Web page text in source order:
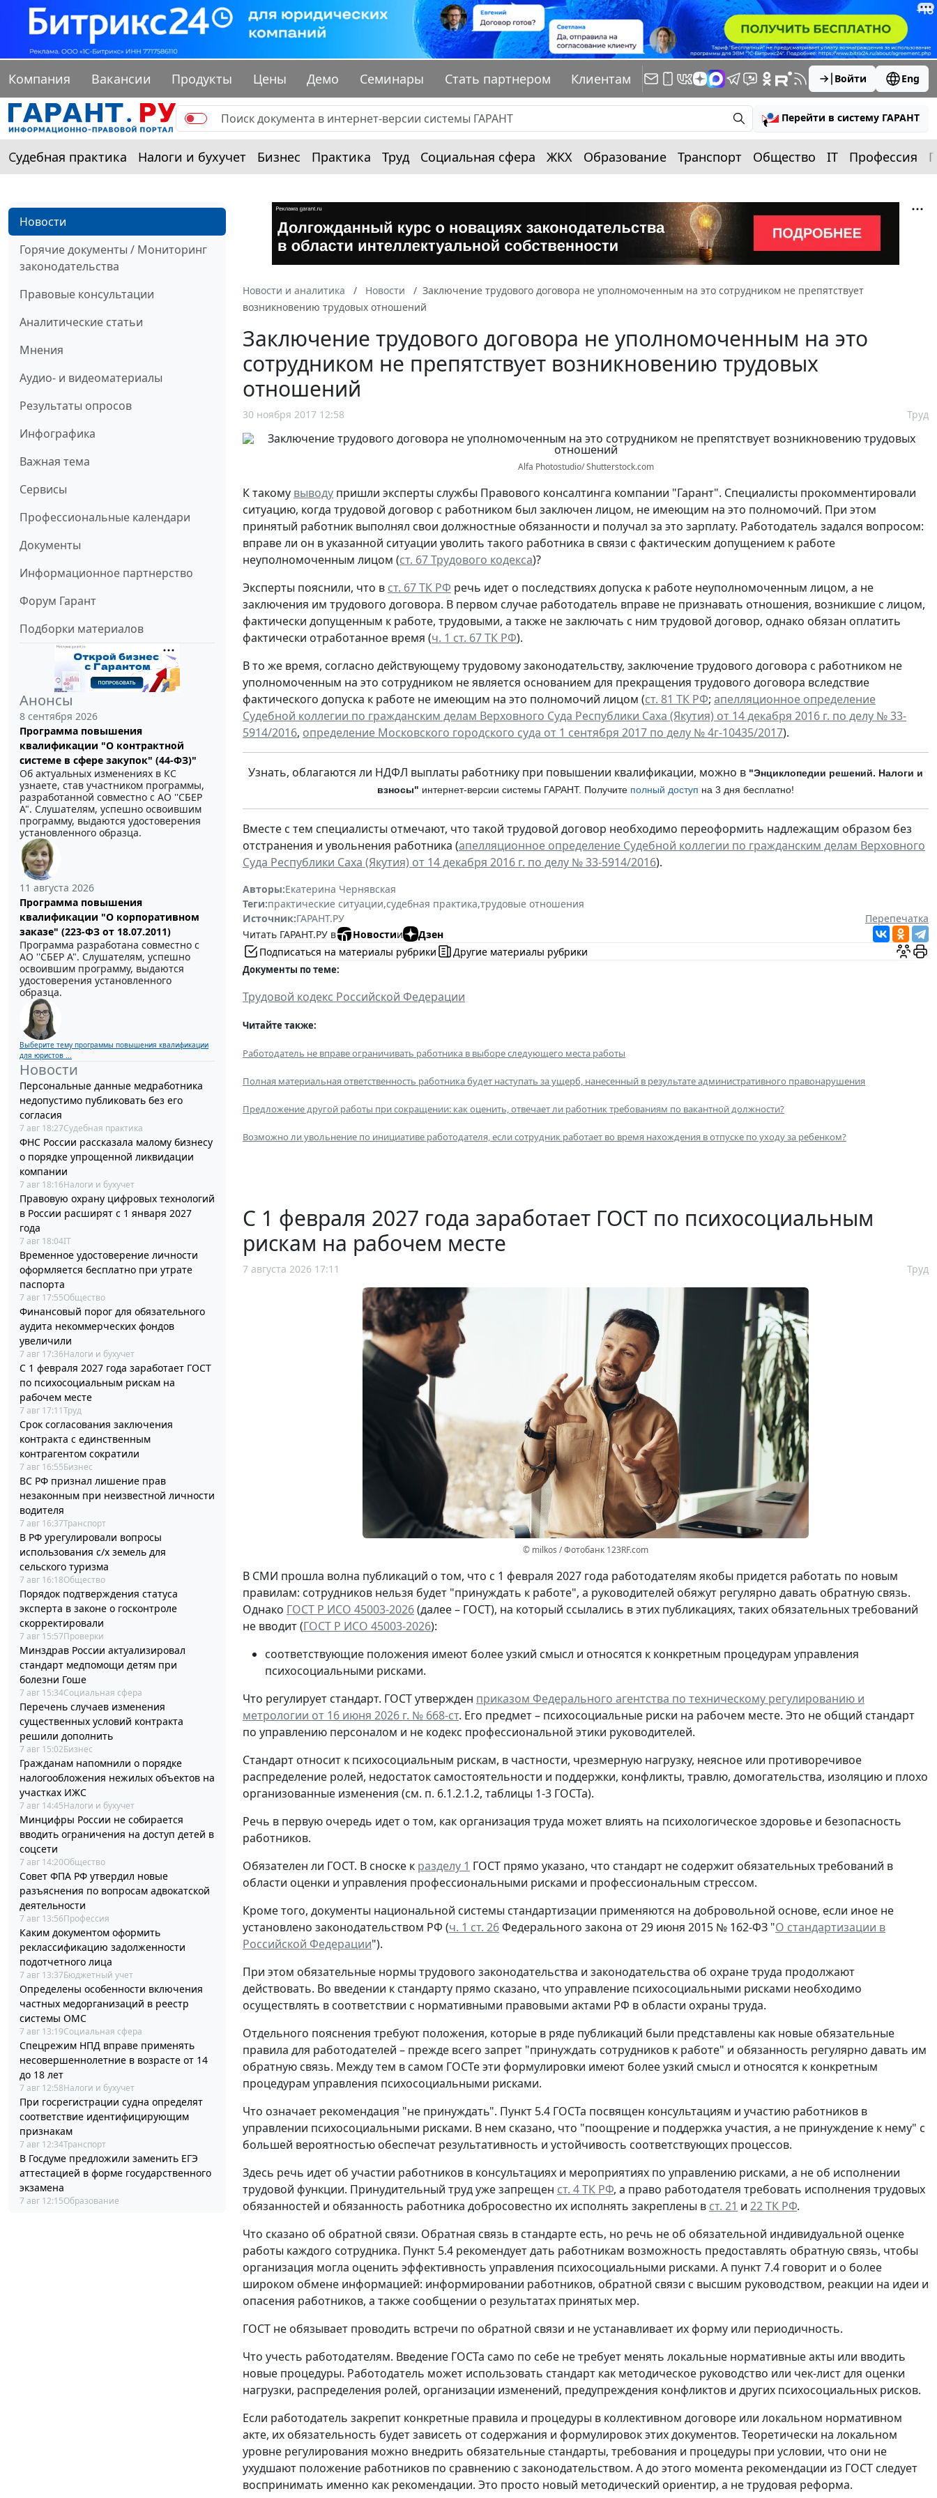
Компания Вакансии Продукты Цены Демо Семинары Стать партнером Клиентам Войти Eng
Перейти в систему ГАРАНТ
Судебная практика Налоги и бухучет Бизнес Практика Труд Социальная сфера ЖКХ Образование Транспорт Общество IT Профессия
Новости
Горячие документы / Мониторинг
законодательства
Правовые консультации
Аналитические статьи
Мнения
Аудио- и видеоматериалы
Результаты опросов
Инфографика
Важная тема
Сервисы
Профессиональные календари
Документы
Информационное партнерство
Форум Гарант
Подборки материалов
Анонсы
8 сентября 2026
Программа повышения
квалификации "О контрактной
системе в сфере закупок" (44-ФЗ)"
Об актуальных изменениях в КС
узнаете, став участником программы,
разработанной совместно с АО ''СБЕР
А". Слушателям, успешно освоившим
программу, выдаются удостоверения
установленного образца.
11 августа 2026
Программа повышения
квалификации "О корпоративном
заказе" (223-ФЗ от 18.07.2011)
Программа разработана совместно с
АО ''СБЕР А". Слушателям, успешно
освоившим программу, выдаются
удостоверения установленного
образца.
Выберите тему программы повышения квалификации
для юристов ...
Новости
Персональные данные медработника
недопустимо публиковать без его
согласия
7 авг 18:27Судебная практика
ФНС России рассказала малому бизнесу
о порядке упрощенной ликвидации
компании
7 авг 18:16Налоги и бухучет
Правовую охрану цифровых технологий
в России расширят с 1 января 2027
года
7 авг 18:04IT
Временное удостоверение личности
оформляется бесплатно при утрате
паспорта
7 авг 17:55Общество
Финансовый порог для обязательного
аудита некоммерческих фондов
увеличили
7 авг 17:36Налоги и бухучет
С 1 февраля 2027 года заработает ГОСТ
по психосоциальным рискам на
рабочем месте
7 авг 17:11Труд
Срок согласования заключения
контракта с единственным
контрагентом сократили
7 авг 16:55Бизнес
ВС РФ признал лишение прав
незаконным при неизвестной личности
водителя
7 авг 16:37Транспорт
В РФ урегулировали вопросы
использования с/х земель для
сельского туризма
7 авг 16:18Общество
Порядок подтверждения статуса
эксперта в законе о госконтроле
скорректировали
7 авг 15:57Проверки
Минздрав России актуализировал
стандарт медпомощи детям при
болезни Гоше
7 авг 15:34Социальная сфера
Перечень случаев изменения
существенных условий контракта
решили дополнить
7 авг 15:02Бизнес
Гражданам напомнили о порядке
налогообложения нежилых объектов на
участках ИЖС
7 авг 14:45Налоги и бухучет
Минцифры России не собирается
вводить ограничения на доступ детей в
соцсети
7 авг 14:20Общество
Совет ФПА РФ утвердил новые
разъяснения по вопросам адвокатской
деятельности
7 авг 13:56Профессия
Каким документом оформить
реклассификацию задолженности
подотчетного лица
7 авг 13:37Бюджетный учет
Определены особенности включения
частных медорганизаций в реестр
системы ОМС
7 авг 13:19Социальная сфера
Спецрежим НПД вправе применять
несовершеннолетние в возрасте от 14
до 18 лет
7 авг 12:58Налоги и бухучет
При госрегистрации судна определят
соответствие идентифицирующим
признакам
7 авг 12:34Транспорт
В Госдуме предложили заменить ЕГЭ
аттестацией в форме государственного
экзамена
7 авг 12:15Образование
Новости и аналитика Новости
Заключение трудового договора не уполномоченным на это сотрудником не препятствует
возникновению трудовых отношений
Заключение трудового договора не уполномоченным на это
сотрудником не препятствует возникновению трудовых
отношений
30 ноября 2017 12:58 Труд
Alfa Photostudio/ Shutterstock.com
К такому выводу пришли эксперты службы Правового консалтинга компании "Гарант". Специалисты прокомментировали
ситуацию, когда трудовой договор с работником был заключен лицом, не имеющим на это полномочий. При этом
принятый работник выполнял свои должностные обязанности и получал за это зарплату. Работодатель задался вопросом:
вправе ли он в указанной ситуации уволить такого работника в связи с фактическим допущением к работе
неуполномоченным лицом (ст. 67 Трудового кодекса)?
Эксперты пояснили, что в ст. 67 ТК РФ речь идет о последствиях допуска к работе неуполномоченным лицом, а не
заключения им трудового договора. В первом случае работодатель вправе не признавать отношения, возникшие с лицом,
фактически допущенным к работе, трудовыми, а также не заключать с ним трудовой договор, однако обязан оплатить
фактически отработанное время (ч. 1 ст. 67 ТК РФ).
В то же время, согласно действующему трудовому законодательству, заключение трудового договора с работником не
уполномоченным на это сотрудником не является основанием для прекращения трудового договора вследствие
фактического допуска к работе не имеющим на это полномочий лицом (ст. 81 ТК РФ; апелляционное определение
Судебной коллегии по гражданским делам Верховного Суда Республики Саха (Якутия) от 14 декабря 2016 г. по делу № 33-
5914/2016, определение Московского городского суда от 1 сентября 2017 по делу № 4г-10435/2017).
Узнать, облагаются ли НДФЛ выплаты работнику при повышении квалификации, можно в "Энциклопедии решений. Налоги и
взносы" интернет-версии системы ГАРАНТ. Получите полный доступ на 3 дня бесплатно!
Вместе с тем специалисты отмечают, что такой трудовой договор необходимо переоформить надлежащим образом без
отстранения и увольнения работника (апелляционное определение Судебной коллегии по гражданским делам Верховного
Суда Республики Саха (Якутия) от 14 декабря 2016 г. по делу № 33-5914/2016).
Авторы:Екатерина Чернявская
Теги:практические ситуации,судебная практика,трудовые отношения
Источник:ГАРАНТ.РУ
Перепечатка
Читать ГАРАНТ.РУ в
Новостии
Дзен
Подписаться на материалы рубрики
Другие материалы рубрики
Документы по теме:
Трудовой кодекс Российской Федерации
Читайте также:
Работодатель не вправе ограничивать работника в выборе следующего места работы
Полная материальная ответственность работника будет наступать за ущерб, нанесенный в результате административного правонарушения
Предложение другой работы при сокращении: как оценить, отвечает ли работник требованиям по вакантной должности?
Возможно ли увольнение по инициативе работодателя, если сотрудник работает во время нахождения в отпуске по уходу за ребенком?
С 1 февраля 2027 года заработает ГОСТ по психосоциальным
рискам на рабочем месте
7 августа 2026 17:11 Труд
© milkos / Фотобанк 123RF.com
В СМИ прошла волна публикаций о том, что с 1 февраля 2027 года работодателям якобы придется работать по новым
правилам: сотрудников нельзя будет "принуждать к работе", а руководителей обяжут регулярно давать обратную связь.
Однако ГОСТ Р ИСО 45003-2026(далее – ГОСТ), на который ссылались в этих публикациях, таких обязательных требований
не вводит (ГОСТ Р ИСО 45003-2026):
соответствующие положения имеют более узкий смысл и относятся к конкретным процедурам управления
психосоциальными рисками.
Что регулирует стандарт. ГОСТ утвержден приказом Федерального агентства по техническому регулированию и
метрологии от 16 июня 2026 г. № 668-ст. Его предмет – психосоциальные риски на рабочем месте. Это не общий стандарт
по управлению персоналом и не кодекс профессиональной этики руководителей.
Стандарт относит к психосоциальным рискам, в частности, чрезмерную нагрузку, неясное или противоречивое
распределение ролей, недостаток самостоятельности и поддержки, конфликты, травлю, домогательства, изоляцию и плохо
организованные изменения (см. п. 6.1.2.1.2, таблицы 1-3 ГОСТа).
Речь в первую очередь идет о том, как организация труда может влиять на психологическое здоровье и безопасность
работников.
Обязателен ли ГОСТ. В сноске к разделу 1 ГОСТ прямо указано, что стандарт не содержит обязательных требований в
области оценки и управления профессиональными рисками и профессиональным стрессом.
Кроме того, документы национальной системы стандартизации применяются на добровольной основе, если иное не
установлено законодательством РФ (ч. 1 ст. 26Федерального закона от 29 июня 2015 № 162-ФЗ "О стандартизации в
Российской Федерации").
При этом обязательные нормы трудового законодательства и законодательства об охране труда продолжают
действовать. Во введении к стандарту прямо сказано, что управление психосоциальными рисками необходимо
осуществлять в соответствии с нормативными правовыми актами РФ в области охраны труда.
Отдельного пояснения требуют положения, которые в ряде публикаций были представлены как новые обязательные
правила для работодателей – прежде всего запрет "принуждать сотрудников к работе" и обязанность регулярно давать им
обратную связь. Между тем в самом ГОСТе эти формулировки имеют более узкий смысл и относятся к конкретным
процедурам управления психосоциальными рисками.
Что означает рекомендация "не принуждать". Пункт 5.4 ГОСТа посвящен консультациям и участию работников в
управлении психосоциальными рисками. В нем сказано, что "поощрение и поддержка участия, а не принуждение к нему" с
большей вероятностью обеспечат результативность и устойчивость соответствующих процессов.
Здесь речь идет об участии работников в консультациях и мероприятиях по управлению рисками, а не об исполнении
трудовой функции. Принудительный труд уже запрещен ст. 4 ТК РФ, а право работодателя требовать исполнения трудовых
обязанностей и обязанность работника добросовестно их исполнять закреплены в ст. 21 и 22 ТК РФ.
Что сказано об обратной связи. Обратная связь в стандарте есть, но речь не об обязательной индивидуальной оценке
работы каждого сотрудника. Пункт 5.4 рекомендует дать работникам возможность предоставлять обратную связь, чтобы
организация могла оценить эффективность управления психосоциальными рисками. А пункт 7.4 говорит и о более
широком обмене информацией: информировании работников, обратной связи с высшим руководством, реакции на идеи и
опасения работников, а также сообщении о результатах принятых мер.
ГОСТ не обязывает проводить встречи по обратной связи и не устанавливает их форму или периодичность.
Что учесть работодателям. Введение ГОСТа само по себе не требует менять локальные нормативные акты или вводить
новые процедуры. Работодатель может использовать стандарт как методическое руководство или чек-лист для оценки
нагрузки, распределения ролей, организации изменений, предупреждения конфликтов и других психосоциальных рисков.
Если работодатель закрепит конкретные правила и процедуры в коллективном договоре или локальном нормативном
акте, их обязательность будет зависеть от содержания и формулировок этих документов. Теоретически на локальном
уровне регулирования можно внедрить обязательные стандарты, требования и процедуры при условии, что они не
ухудшают положение работников по сравнению с законодательством. А до этого момента рекомендации из ГОСТ следует
воспринимать именно как рекомендации. Это просто новый методический ориентир, а не трудовая реформа.